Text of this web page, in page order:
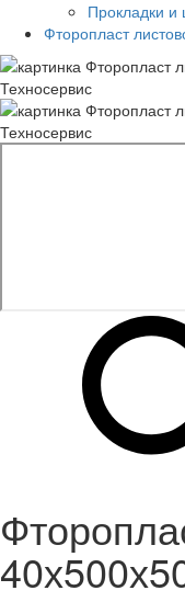
Прокладки
Фторопласт